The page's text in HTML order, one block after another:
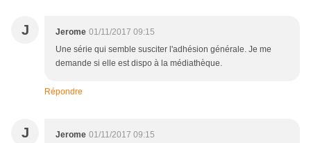
J Jerome 01/11/2017 09:15
Une série qui semble susciter l'adhésion générale. Je me
demande si elle est dispo à la médiathèque.
Répondre
J Jerome 01/11/2017 09:15